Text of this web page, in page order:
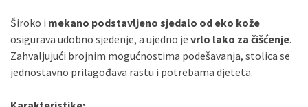
Široko i mekano podstavljeno sjedalo od eko kože
osigurava udobno sjedenje, a ujedno je vrlo lako za čišćenje.
Zahvaljujući brojnim mogućnostima podešavanja, stolica se
jednostavno prilagođava rastu i potrebama djeteta.